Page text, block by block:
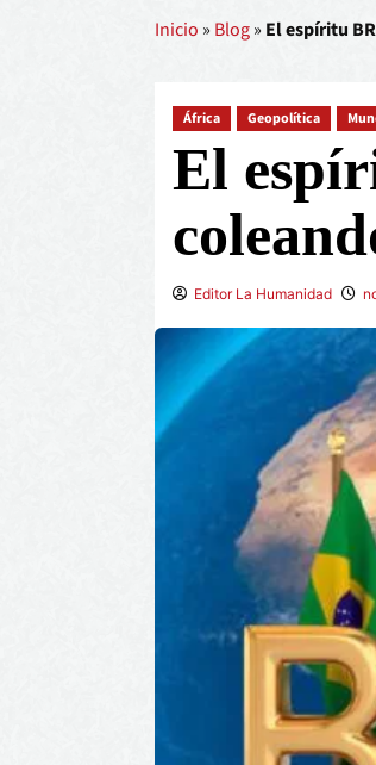
Inicio » Blog» El espíritu
África Geopolítica
El
Editor La Humanidad